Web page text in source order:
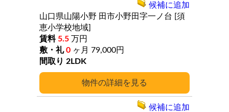
詳細
山口県山陽小野 田市小野田字一ノ台 [須
恵小学校地域]
5.5 万円
0 ヶ月 79,000円
2LDK
候補に追加
候補に追加